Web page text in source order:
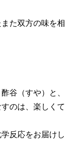
た双方の味を相
谷（すや）と、
のは、楽しくて
反応をお届けし